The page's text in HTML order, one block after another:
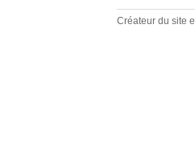
Créateur du site